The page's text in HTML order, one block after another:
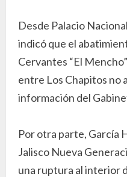
Desde Palacio
indicó que el
Cervantes “El
entre Los Chapitos no
información del
Por otra parte, García
Jalisco Nueva
una ruptura al interior